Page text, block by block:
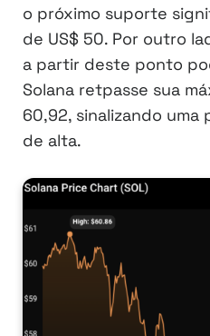
o próximo suporte
de US$ 50. Por outro
a partir deste ponto
Solana retpasse sua
60,92, sinalizando
de alta.